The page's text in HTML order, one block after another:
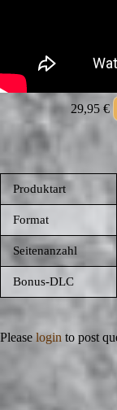
29,95 €
Produktart
Format
Seitenanzahl
Bonus-DLC
Please login to post